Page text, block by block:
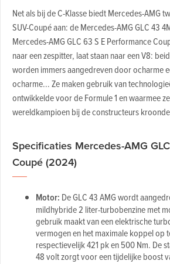
Net als bij de C-Klasse biedt Mercedes-AMG
SUV-Coupé aan: de Mercedes-AMG GLC 43
Mercedes-AMG GLC 63 S E Performance
naar een zespitter, laat staan naar een V8:
worden immers aangedreven door ocharme
ocharme... Ze maken gebruik van
ontwikkelde voor de Formule 1 en waarmee
wereldkampioen bij de constructeurs
Specificaties Mercedes-AMG
Coupé (2024)
Motor: De GLC 43 AMG wordt
mildhybride 2 liter-turbobenzine met
gebruik maakt van een elektrische
vermogen en het maximale koppel op
respectievelijk 421 pk en 500 Nm. De
48 volt zorgt voor een tijdelijke boost